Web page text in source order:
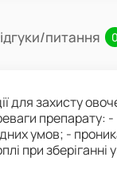
питання 0
для захисту
препарату: -
умов; -
при зберіганні у